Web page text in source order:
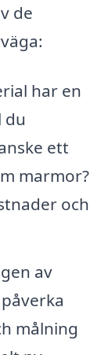
de
har en
du
ett
marmor?
och
av
målning